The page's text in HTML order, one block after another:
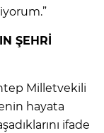
ŞEHRİ
Milletvekili
hayata
ifade